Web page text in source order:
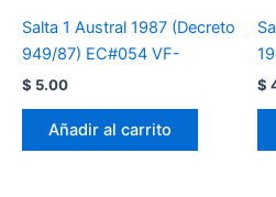
Salta 1 Austral 1987 (Decreto
949/87) EC#054 VF-
$ 5.00
Añadir al carrito
$